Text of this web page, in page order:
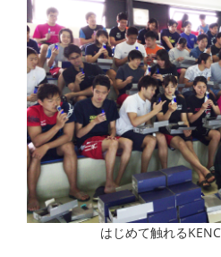
はじめて触れる